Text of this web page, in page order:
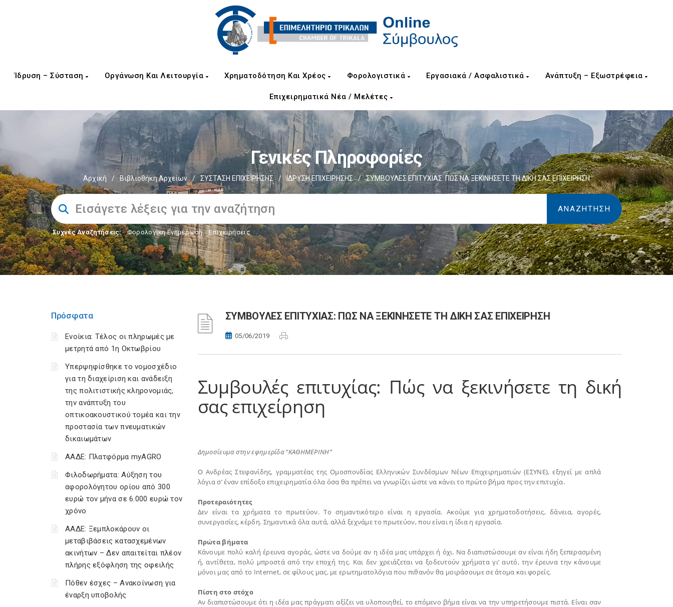
Ίδρυση – Σύσταση Οργάνωση Και Λειτουργία Χρηματοδότηση Και Χρέος Φορολογιστικά Εργασιακά / Ασφαλιστικά Ανάπτυξη – Εξωστρέφεια
Επιχειρηματικά Νέα / Μελέτες
Γενικές Πληροφορίες
Αρχική / Βιβλιοθήκη Αρχείων / ΣΥΣΤΑΣΗ ΕΠΙΧΕΙΡΗΣΗΣ / ΙΔΡΥΣΗ ΕΠΙΧΕΙΡΗΣΗΣ / ΣΥΜΒΟΥΛΕΣ ΕΠΙΤΥΧΙΑΣ: ΠΩΣ ΝΑ ΞΕΚΙΝΗΣΕΤΕ ΤΗ ΔΙΚΗ ΣΑΣ ΕΠΙΧΕΙΡΗΣΗ
Συχνές Αναζητήσεις: Φορολογικη Ενημέρωση, Επιχειρήσεις
Πρόσφατα
Ενοίκια: Τέλος οι πληρωμές με
μετρητά από 1η Οκτωβρίου
Υπερψηφίσθηκε το νομοσχέδιο
για τη διαχείριση και ανάδειξη
της πολιτιστικής κληρονομιάς,
την ανάπτυξη του
οπτικοακουστικού τομέα και την
προστασία των πνευματικών
δικαιωμάτων
ΑΑΔΕ: Πλατφόρμα myAGRO
Φιλοδωρήματα: Αύξηση του
αφορολόγητου ορίου από 300
ευρώ τον μήνα σε 6.000 ευρώ τον
χρόνο
ΑΑΔΕ: Ξεμπλοκάρουν οι
μεταβιβάσεις κατασχεμένων
ακινήτων – Δεν απαιτείται πλέον
πλήρης εξόφληση της οφειλής
Πόθεν έσχες – Ανακοίνωση για
έναρξη υποβολής
ΣΥΜΒΟΥΛΕΣ ΕΠΙΤΥΧΙΑΣ: ΠΩΣ ΝΑ ΞΕΚΙΝΗΣΕΤΕ ΤΗ ΔΙΚΗ ΣΑΣ ΕΠΙΧΕΙΡΗΣΗ
05/06/2019
Συμβουλές επιτυχίας: Πώς να ξεκινήσετε τη δική
σας επιχείρη­ση
Δημοσίευμα στην εφημερίδα “ΚΑΘΗΜΕΡΙΝΗ”
Ο Ανδρέας Στεφανίδης, γραμματέας της Ομοσπονδίας Ελληνικών Συνδέσμων Νέων Επιχειρηματιών (ΕΣΥΝΕ), εξηγεί με απλά
λόγια σ’ έναν επίδοξο επιχειρηματία όλα όσα θα πρέπει να γνωρίζει ώστε να κάνει το πρώτο βήμα προς την επιτυχία.
Προτεραιότητες
Δεν είναι τα χρήματα το πρωτεύον. Το σημαντικότερο είναι η εργασία. Ακούμε για χρηματοδοτήσεις, δάνεια, αγορές,
συνεργασίες, κέρδη. Σημαντικά όλα αυτά, αλλά ξεχνάμε το πρωτεύον, που είναι η ίδια η εργασία.
Πρώτα βήματα
Κάνουμε πολύ καλή έρευνα αγοράς, ώστε να δούμε αν η ιδέα μας υπάρχει ή όχι. Να διαπιστώσουμε αν είναι ήδη ξεπερασμένη
ή, αντίθετα, πολύ μπροστά από την εποχή της. Και δεν χρειάζεται να ξοδευτούν χρήματα γι’ αυτό, την έρευνα την κάνουμε
μόνοι μας από το Internet, σε φίλους μας, με ερωτηματολόγια που πιθανόν θα μοιράσουμε σε άτομα και φορείς.
Πίστη στο στόχο
Αν διαπιστώσουμε ότι η ιδέα μας πράγματι αξίζει να υλοποιηθεί, το επόμενο βήμα είναι να την υπηρετήσουμε πιστά. Είναι σαν